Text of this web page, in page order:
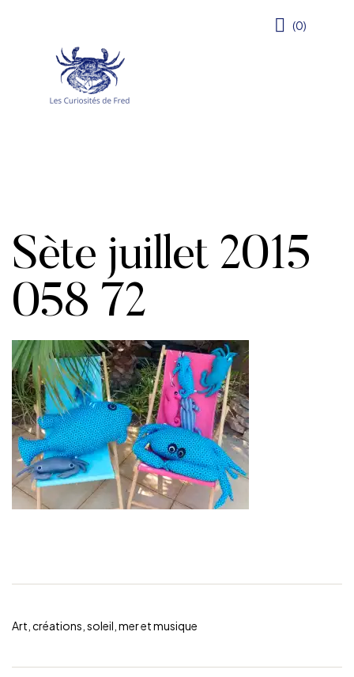
(0)
Sète juillet 2015
058 72
Art, créations, soleil, mer et musique